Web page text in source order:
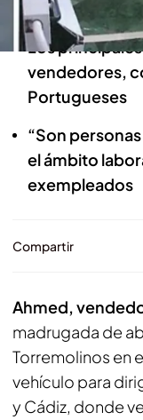
disparos
Los
vendedores,
Portugueses
“Son
el ámbito
exempleados
Compartir
Ahmed,
madrugada de
Torremolinos en
vehículo para
y Cádiz, donde